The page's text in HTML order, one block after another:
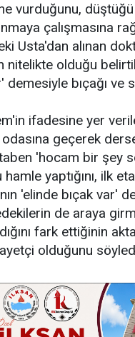
vurduğunu,
çalışmasına
Usta'dan alınan
nitelikte olduğu
bıçağı ve
ifadesine yer
geçerek
'hocam bir şey
yaptığını, ilk
'elinde bıçak var'
de araya
fark ettiğinin
olduğunu